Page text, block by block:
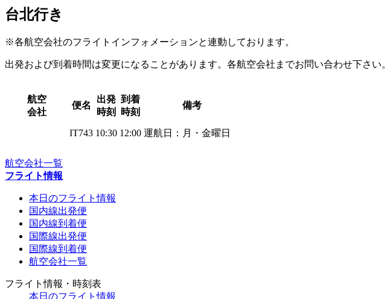
台北行き
※各航空会社のフライトインフォメーションと連動しております。
出発および到着時間は変更になることがあります。各航空会社までお問い合わせ下さい。
航空
会社
便名
出発
時刻
到着
時刻
備考
IT743 10:30 12:00 運航日：月・金曜日
航空会社一覧
フライト情報
本日のフライト情報
国内線出発便
国内線到着便
国際線出発便
国際線到着便
航空会社一覧
フライト情報・時刻表
本日のフライト情報